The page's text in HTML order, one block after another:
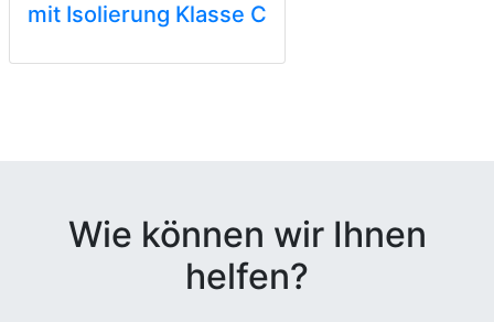
mit Isolierung Klasse C
Wie können wir Ihnen
helfen?